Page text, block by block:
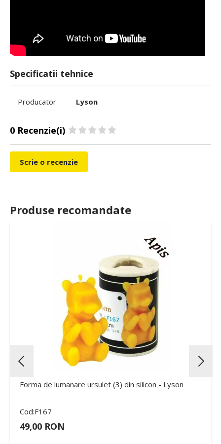
Specificatii tehnice
Producator Lyson
0 Recenzie(i)
Scrie o recenzie
Produse recomandate
Forma de lumanare ursulet (3) din silicon - Lyson
Cod:F167
49,00 RON